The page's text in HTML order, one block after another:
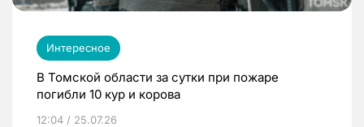
Интересное
В Томской области за сутки при пожаре
погибли 10 кур и корова
12:04 / 25.07.26